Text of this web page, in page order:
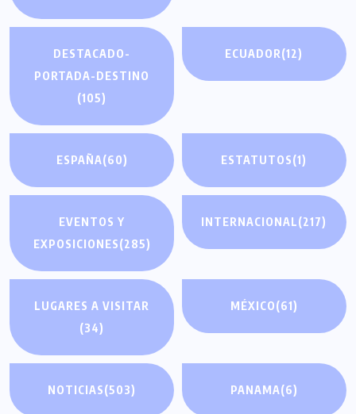
DESTACADO-
PORTADA-DESTINO
(105)
ECUADOR(12)
ESPAÑA(60) ESTATUTOS(1)
EVENTOS Y
EXPOSICIONES(285)
INTERNACIONAL(217)
LUGARES A VISITAR
(34)
MÉXICO(61)
NOTICIAS(503) PANAMA(6)